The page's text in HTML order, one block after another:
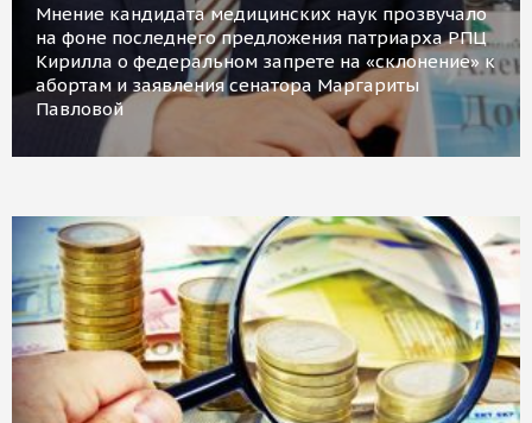
Мнение кандидата медицинских наук прозвучало
на фоне последнего предложения патриарха РПЦ
Кирилла о федеральном запрете на «склонение» к
абортам и заявления сенатора Маргариты
Павловой